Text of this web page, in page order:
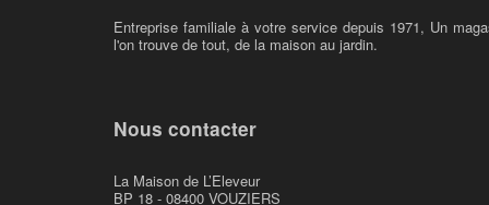
Entreprise familiale à votre service depuis 1971, Un
l'on trouve de tout, de la maison au jardin.
Nous contacter
La Maison de L’Eleveur
BP 18 - 08400 VOUZIERS